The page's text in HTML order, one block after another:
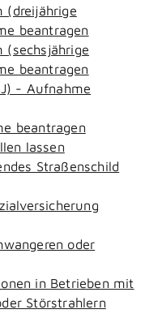
(dreijährige
beantragen
(sechsjährige
beantragen
- Aufnahme
beantragen
lassen
Straßenschild
oder
in Betrieben mit
Störstrahlern